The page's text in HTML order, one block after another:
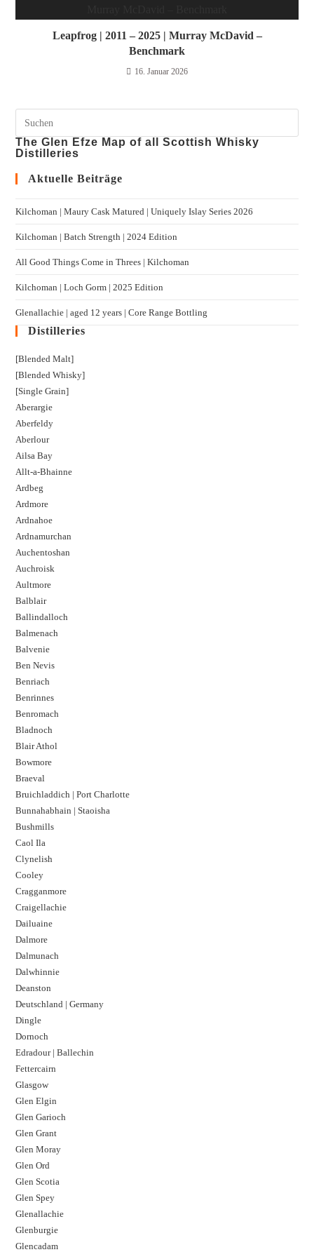
Leapfrog | 2011 – 2025 | Murray McDavid –
Benchmark
16. Januar 2026
The Glen Efze Map of all Scottish Whisky
Distilleries
Aktuelle Beiträge
Kilchoman | Maury Cask Matured | Uniquely Islay Series 2026
Kilchoman | Batch Strength | 2024 Edition
All Good Things Come in Threes | Kilchoman
Kilchoman | Loch Gorm​ | 2025 Edition
Glenallachie | aged 12 years | Core Range Bottling
Distilleries
[Blended Malt]
[Blended Whisky]
[Single Grain]
Aberargie
Aberfeldy
Aberlour
Ailsa Bay
Allt-a-Bhainne
Ardbeg
Ardmore
Ardnahoe
Ardnamurchan
Auchentoshan
Auchroisk
Aultmore
Balblair
Ballindalloch
Balmenach
Balvenie
Ben Nevis
Benriach
Benrinnes
Benromach
Bladnoch
Blair Athol
Bowmore
Braeval
Bruichladdich | Port Charlotte
Bunnahabhain | Staoisha
Bushmills
Caol Ila
Clynelish
Cooley
Cragganmore
Craigellachie
Dailuaine
Dalmore​
Dalmunach
Dalwhinnie
Deanston
Deutschland | Germany
Dingle
Dornoch
Edradour | Ballechin
Fettercairn
Glasgow
Glen Elgin
Glen Garioch
Glen Grant
Glen Moray
Glen Ord
Glen Scotia
Glen Spey
Glenallachie
Glenburgie
Glencadam